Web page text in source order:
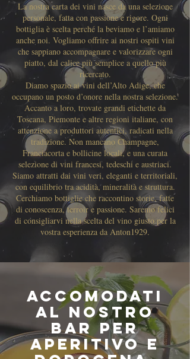
La nostra carta dei vini nasce da una selezione
personale, fatta con passione e rigore. Ogni
bottiglia è scelta perché la beviamo e l’amiamo
anche noi. Vogliamo offrire ai nostri ospiti vini
che sappiano accompagnare e valorizzare ogni
piatto, dal calice più semplice a quello più
ricercato.
Diamo spazio ai vini dell’Alto Adige, che
occupano un posto d’onore nella nostra selezione.
Accanto a loro, trovate grandi etichette da
Toscana, Piemonte e altre regioni italiane, con
attenzione a produttori autentici, radicati nella
tradizione. Non mancano Champagne,
Franciacorta e bollicine locali, e una curata
selezione di vini francesi, tedeschi e austriaci.
Siamo attratti dai vini veri, eleganti e territoriali,
con equilibrio tra acidità, mineralità e struttura.
Cerchiamo bottiglie che raccontino storie, fatte
di conoscenza, terroir e passione. Saremo felici
di consigliarvi nella scelta del vino giusto per la
vostra esperienza da Anton1929.
ACCOMODATI
AL NOSTRO
BAR per
Aperitivo e